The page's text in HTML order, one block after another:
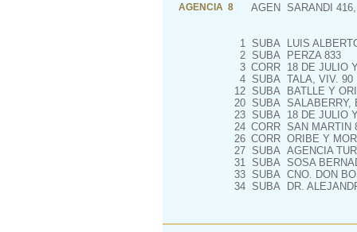
AGENCIA 8 AGEN SARANDI
1 SUBA LUIS
2 SUBA PERZA 833
3 CORR 18 DE JULIO
4 SUBA TALA, VIV. 90
12 SUBA BATLLE Y
20 SUBA SALABERRY,
23 SUBA 18 DE JULIO
24 CORR SAN MARTIN
26 CORR ORIBE Y
27 SUBA AGENCIA
31 SUBA SOSA
33 SUBA CNO. DON
34 SUBA DR.